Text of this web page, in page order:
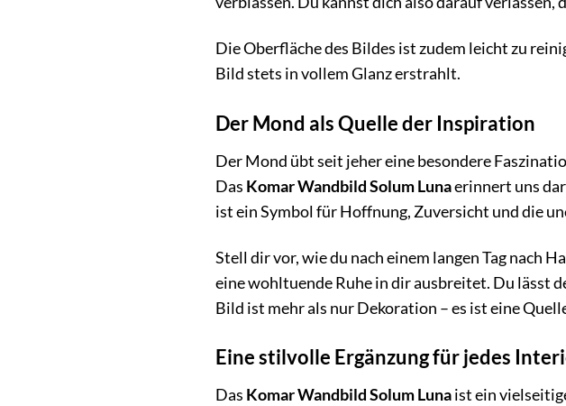
Die Oberfläche des Bildes ist zudem leicht zu
Bild stets in vollem Glanz erstrahlt.
Der Mond als Quelle der Inspiration
Der Mond übt seit jeher eine besondere
Das Komar Wandbild Solum Lunaerinnert uns
ist ein Symbol für Hoffnung, Zuversicht und die
Stell dir vor, wie du nach einem langen Tag nach
eine wohltuende Ruhe in dir ausbreitet. Du lässt
Bild ist mehr als nur Dekoration – es ist eine
Eine stilvolle Ergänzung für jedes
Das Komar Wandbild Solum Lunaist ein